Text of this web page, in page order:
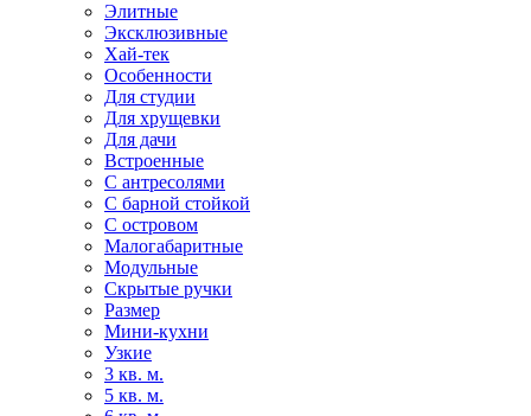
Элитные
Эксклюзивные
Хай-тек
Особенности
Для студии
Для хрущевки
Для дачи
Встроенные
С антресолями
С барной стойкой
С островом
Малогабаритные
Модульные
Скрытые ручки
Размер
Мини-кухни
Узкие
3 кв. м.
5 кв. м.